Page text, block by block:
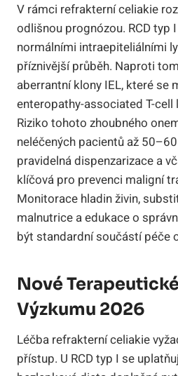
V rámci refrakterní celiakie
odlišnou prognózou. RCD typ
normálními intraepiteliálními
příznivější průběh. Naproti
aberrantní klony IEL, které se
enteropathy-associated T-cell
Riziko tohoto zhoubného
neléčených pacientů až
pravidelná dispenzarizace a
klíčová pro prevenci maligní
Monitorace hladin živin,
malnutrice a edukace o
být standardní součástí péče
Nové
Výzkumu 2026
Léčba refrakterní celiakie
přístup. U RCD typ I se